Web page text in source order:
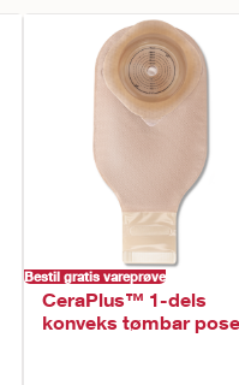
Bestil gratis vareprøve
CeraPlus™ 1-dels
konveks tømbar pose